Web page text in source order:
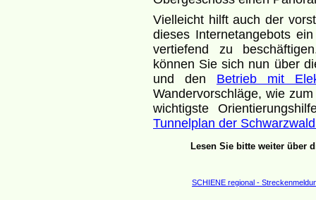
Vielleicht hilft auch der
dieses Internetangebots
vertiefend zu
können Sie sich nun über
und den Betrieb mit
Wandervorschläge, wie
wichtigste
Tunnelplan der
Lesen Sie bitte weiter über
SCHIENE regional -